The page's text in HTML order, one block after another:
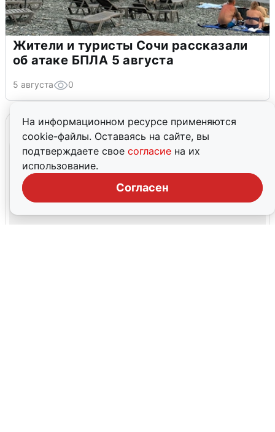
На информационном ресурсе применяются
cookie-файлы. Оставаясь на сайте, вы
подтверждаете свое согласие на их
использование.
Согласен
Жители и туристы Сочи рассказали
об атаке БПЛА 5 августа
5 августа 0